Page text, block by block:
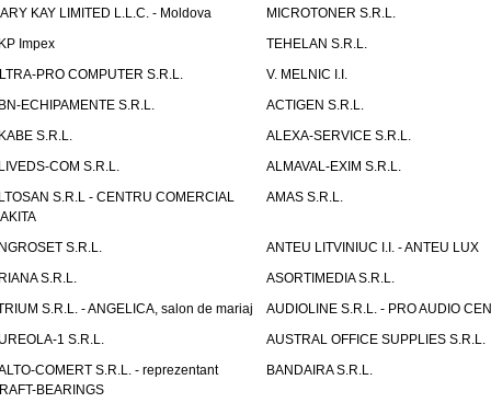
KAY LIMITED L.L.C. - Moldova
MICROTONER S.R.L.
Impex
TEHELAN S.R.L.
PRO COMPUTER S.R.L.
V. MELNIC I.I.
ECHIPAMENTE S.R.L.
ACTIGEN S.R.L.
S.R.L.
ALEXA-SERVICE S.R.L.
COM S.R.L.
ALMAVAL-EXIM S.R.L.
S.R.L - CENTRU COMERCIAL
AMAS S.R.L.
S.R.L.
ANTEU LITVINIUC I.I. - ANTEU LUX
S.R.L.
ASORTIMEDIA S.R.L.
S.R.L. - ANGELICA, salon de mariaj
AUDIOLINE S.R.L. - PRO AUDIO
1 S.R.L.
AUSTRAL OFFICE SUPPLIES S.R.L.
COMERT S.R.L. - reprezentant
BEARINGS
BANDAIRA S.R.L.